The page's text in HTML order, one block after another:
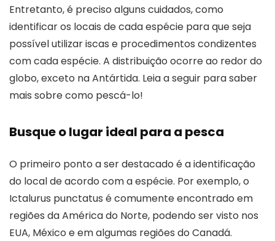
Entretanto, é preciso alguns cuidados, como
identificar os locais de cada espécie para que seja
possível utilizar iscas e procedimentos condizentes
com cada espécie. A distribuição ocorre ao redor do
globo, exceto na Antártida. Leia a seguir para saber
mais sobre como pescá-lo!
Busque o lugar ideal para a pesca
O primeiro ponto a ser destacado é a identificação
do local de acordo com a espécie. Por exemplo, o
Ictalurus punctatus é comumente encontrado em
regiões da América do Norte, podendo ser visto nos
EUA, México e em algumas regiões do Canadá.